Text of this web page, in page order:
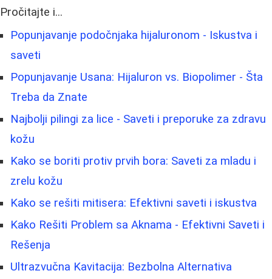
Pročitajte i...
Popunjavanje podočnjaka hijaluronom - Iskustva i
saveti
Popunjavanje Usana: Hijaluron vs. Biopolimer - Šta
Treba da Znate
Najbolji pilingi za lice - Saveti i preporuke za zdravu
kožu
Kako se boriti protiv prvih bora: Saveti za mladu i
zrelu kožu
Kako se rešiti mitisera: Efektivni saveti i iskustva
Kako Rešiti Problem sa Aknama - Efektivni Saveti i
Rešenja
Ultrazvučna Kavitacija: Bezbolna Alternativa